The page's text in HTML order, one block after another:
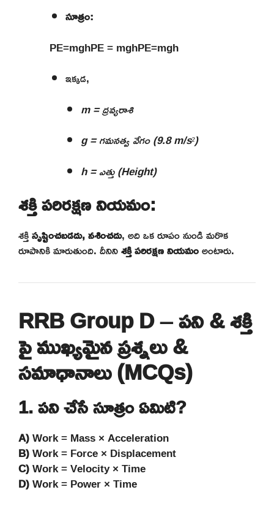
సూత్రం:
PE=mghPE = mghPE=mgh
ఇక్కడ,
m = ద్రవ్యరాశి
g = గమనత్వ వేగం (9.8 m/s²)
h = ఎత్తు (Height)
శక్తి పరిరక్షణ నియమం:
శక్తిసృష్టించబడదు, నశించదు, అది ఒక రూపం నుండి మరొక
రూపానికి మారుతుంది. దీనినిశక్తి పరిరక్షణ నియమంఅంటారు.
RRB Group D – పని & శక్తి
పై ముఖ్యమైన ప్రశ్నలు &
సమాధానాలు (MCQs)
1. పని చేసే సూత్రం ఏమిటి?
A)Work = Mass × Acceleration
B)Work = Force × Displacement
C)Work = Velocity × Time
D)Work = Power × Time